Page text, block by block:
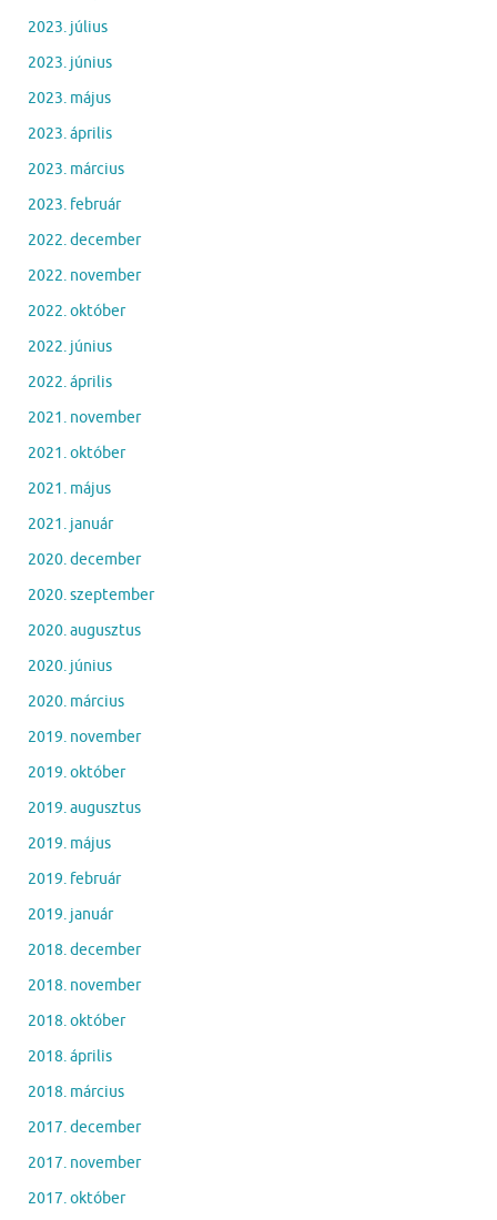
2023. július
2023. június
2023. május
2023. április
2023. március
2023. február
2022. december
2022. november
2022. október
2022. június
2022. április
2021. november
2021. október
2021. május
2021. január
2020. december
2020. szeptember
2020. augusztus
2020. június
2020. március
2019. november
2019. október
2019. augusztus
2019. május
2019. február
2019. január
2018. december
2018. november
2018. október
2018. április
2018. március
2017. december
2017. november
2017. október